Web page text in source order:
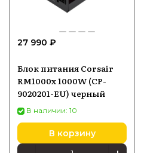
27 990 ₽
Блок питания Corsair
RM1000x 1000W (CP-
9020201-EU) черный
В наличии: 10
В корзину